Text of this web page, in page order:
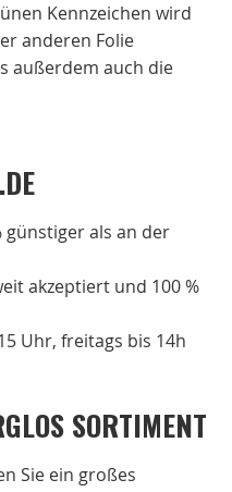
Kennzeichen wird
anderen Folie
außerdem auch die
günstiger als an der
akzeptiert und 100 %
Uhr, freitags bis 14h
SORTIMENT
Sie ein großes